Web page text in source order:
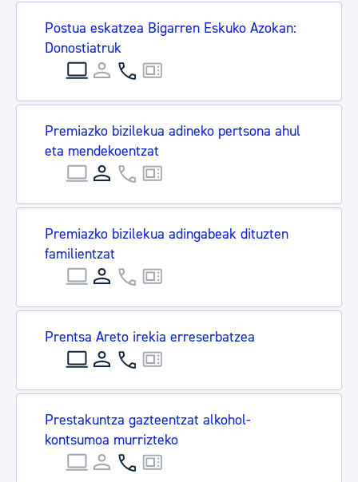
Postua eskatzea Bigarren Eskuko Azokan:
Donostiatruk
Premiazko bizilekua adineko pertsona ahul
eta mendekoentzat
Premiazko bizilekua adingabeak dituzten
familientzat
Prentsa Areto irekia erreserbatzea
Prestakuntza gazteentzat alkohol-
kontsumoa murrizteko